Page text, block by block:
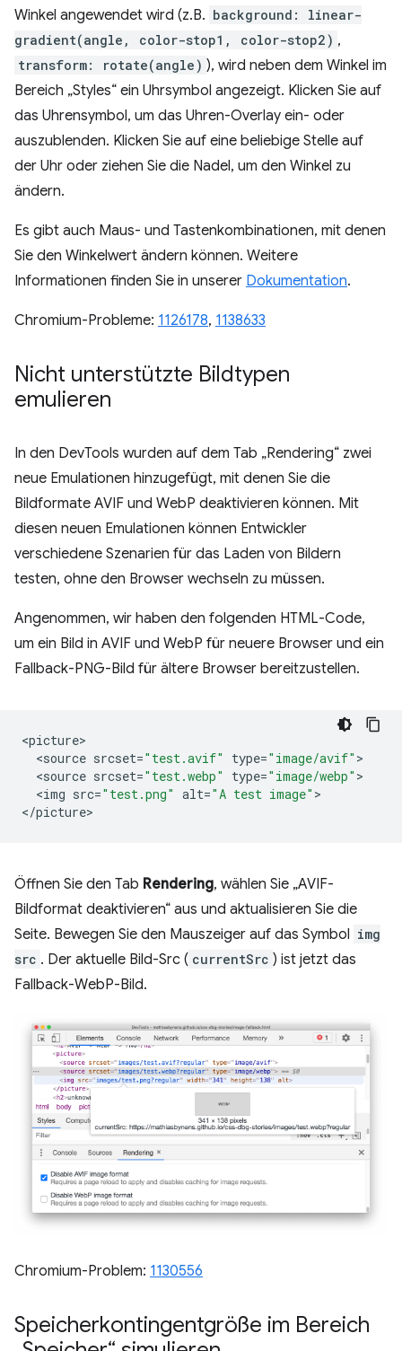
Winkel angewendet wird (z.B. background: linear-
gradient(angle, color-stop1, color-stop2) ,
transform: rotate(angle) ), wird neben dem Winkel im
Bereich „Styles“ ein Uhrsymbol angezeigt. Klicken Sie auf
das Uhrensymbol, um das Uhren-Overlay ein- oder
auszublenden. Klicken Sie auf eine beliebige Stelle auf
der Uhr oder ziehen Sie die Nadel, um den Winkel zu
ändern.
Es gibt auch Maus- und Tastenkombinationen, mit denen
Sie den Winkelwert ändern können. Weitere
Informationen finden Sie in unserer Dokumentation.
Chromium-Probleme: 1126178, 1138633
Nicht unterstützte Bildtypen
emulieren
In den DevTools wurden auf dem Tab „Rendering“ zwei
neue Emulationen hinzugefügt, mit denen Sie die
Bildformate AVIF und WebP deaktivieren können. Mit
diesen neuen Emulationen können Entwickler
verschiedene Szenarien für das Laden von Bildern
testen, ohne den Browser wechseln zu müssen.
Angenommen, wir haben den folgenden HTML-Code,
um ein Bild in AVIF und WebP für neuere Browser und ein
Fallback-PNG-Bild für ältere Browser bereitzustellen.
<picture
<source srcset="test.avif" type="image/avif"
<source srcset="test.webp" type="image/webp"
<img src="test.png" alt="A test image" >
</picture
Öffnen Sie den Tab Rendering, wählen Sie „AVIF-
Bildformat deaktivieren“ aus und aktualisieren Sie die
Seite. Bewegen Sie den Mauszeiger auf das Symbol img
src . Der aktuelle Bild-Src ( currentSrc ) ist jetzt das
Fallback-WebP-Bild.
Chromium-Problem: 1130556
Speicherkontingentgröße im Bereich